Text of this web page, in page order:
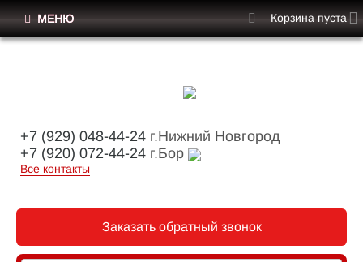
+7 (929) 048-44-24 г.Нижний Новгород
+7 (920) 072-44-24 г.Бор
Все контакты
Заказать обратный звонок
МЕНЮ Корзина пуста